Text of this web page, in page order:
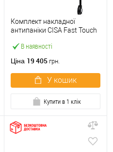
В наявності
Комплект накладної
антипаніки CISA Fast Touch
точковий вбік червона
Ціна 19 405 грн.
У кошик
Купити в 1 клік